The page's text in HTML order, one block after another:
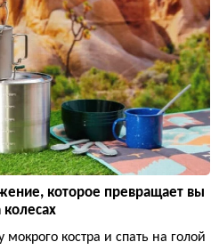
которое превращает вы
костра и спать на голой